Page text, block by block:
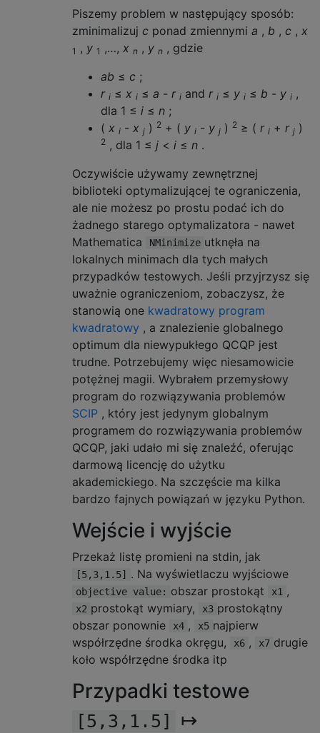
Piszemy problem w następujący sposób:
zminimalizuj c ponad zmiennymi a , b , c , x
1 , y 1 ,…, x n , y n , gdzie
ab ≤ c ;
r i ≤ x i ≤ a - r i and r i ≤ y i ≤ b - y i ,
dla 1 ≤ i ≤ n ;
( x i - x j ) 2 + ( y i - y j ) 2 ≥ ( r i + r j )
2 , dla 1 ≤ j < i ≤ n .
Oczywiście używamy zewnętrznej
biblioteki optymalizującej te ograniczenia,
ale nie możesz po prostu podać ich do
żadnego starego optymalizatora - nawet
Mathematica
NMinimize utknęła na
lokalnych minimach dla tych małych
przypadków testowych. Jeśli przyjrzysz się
uważnie ograniczeniom, zobaczysz, że
stanowią one kwadratowy program
kwadratowy , a znalezienie globalnego
optimum dla niewypukłego QCQP jest
trudne. Potrzebujemy więc niesamowicie
potężnej magii. Wybrałem przemysłowy
program do rozwiązywania problemów
SCIP , który jest jedynym globalnym
programem do rozwiązywania problemów
QCQP, jaki udało mi się znaleźć, oferując
darmową licencję do użytku
akademickiego. Na szczęście ma kilka
bardzo fajnych powiązań w języku Python.
Wejście i wyjście
Przekaż listę promieni na stdin, jak
[5,3,1.5] . Na wyświetlaczu wyjściowe
objective value: obszar prostokąt x1 ,
x2 prostokąt wymiary, x3 prostokątny
obszar ponownie
x4 , x5 najpierw
współrzędne środka okręgu,
x6 , x7 drugie
koło współrzędne środka itp
Przypadki testowe
[5,3,1.5] ↦